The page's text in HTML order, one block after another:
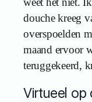
douche kreeg
overspoelden
maand ervoor
teruggekeerd,
Virtueel op